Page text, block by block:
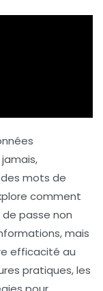
mots de
comment
passe non
mais
efficacité au
pratiques, les